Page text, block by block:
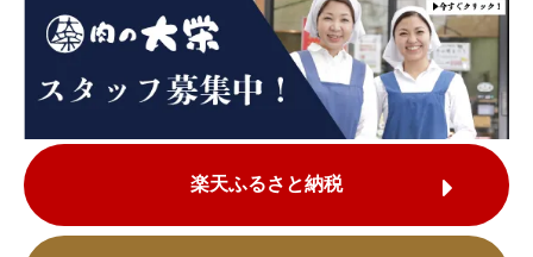
楽天ふるさと納税